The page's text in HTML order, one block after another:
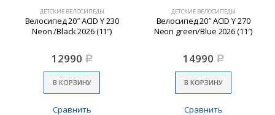
ДЕТСКИЕ ВЕЛОСИПЕДЫ
Велосипед 20″ ACID Y 230
Neon /Black 2026 (11″)
12990 Р
В КОРЗИНУ
Сравнить
ДЕТСКИЕ ВЕЛОСИПЕДЫ
Велосипед 20″ ACID Y 270
Neon green/Blue 2026 (11″)
14990 Р
В КОРЗИНУ
Сравнить